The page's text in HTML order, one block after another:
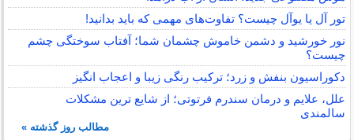
تور آل یا یوآل چیست؟ تفاوت‌های مهمی که باید بدانید!
نور خورشید و دشمن خاموش چشمان شما؛ آفتاب سوختگی چشم
چیست؟
دکوراسیون بنفش و زرد؛ ترکیب رنگی زیبا و اعجاب انگیز
علل، علایم و درمان سندرم فرتوتی؛ از شایع ترین مشکلات
سالمندی
مطالب روز گذشته »